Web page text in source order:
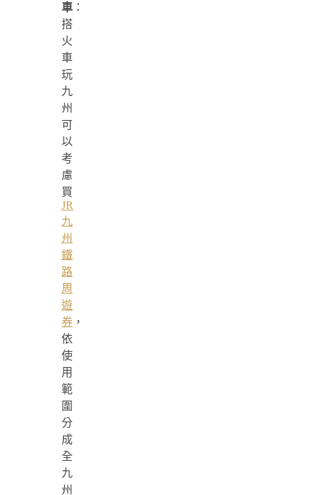
車 ：
搭
火
車
玩
九
州
可
以
考
慮
買
JR
九
州
鐵
路
周
遊
券 ，
依
使
用
範
圍
分
成
全
九
州